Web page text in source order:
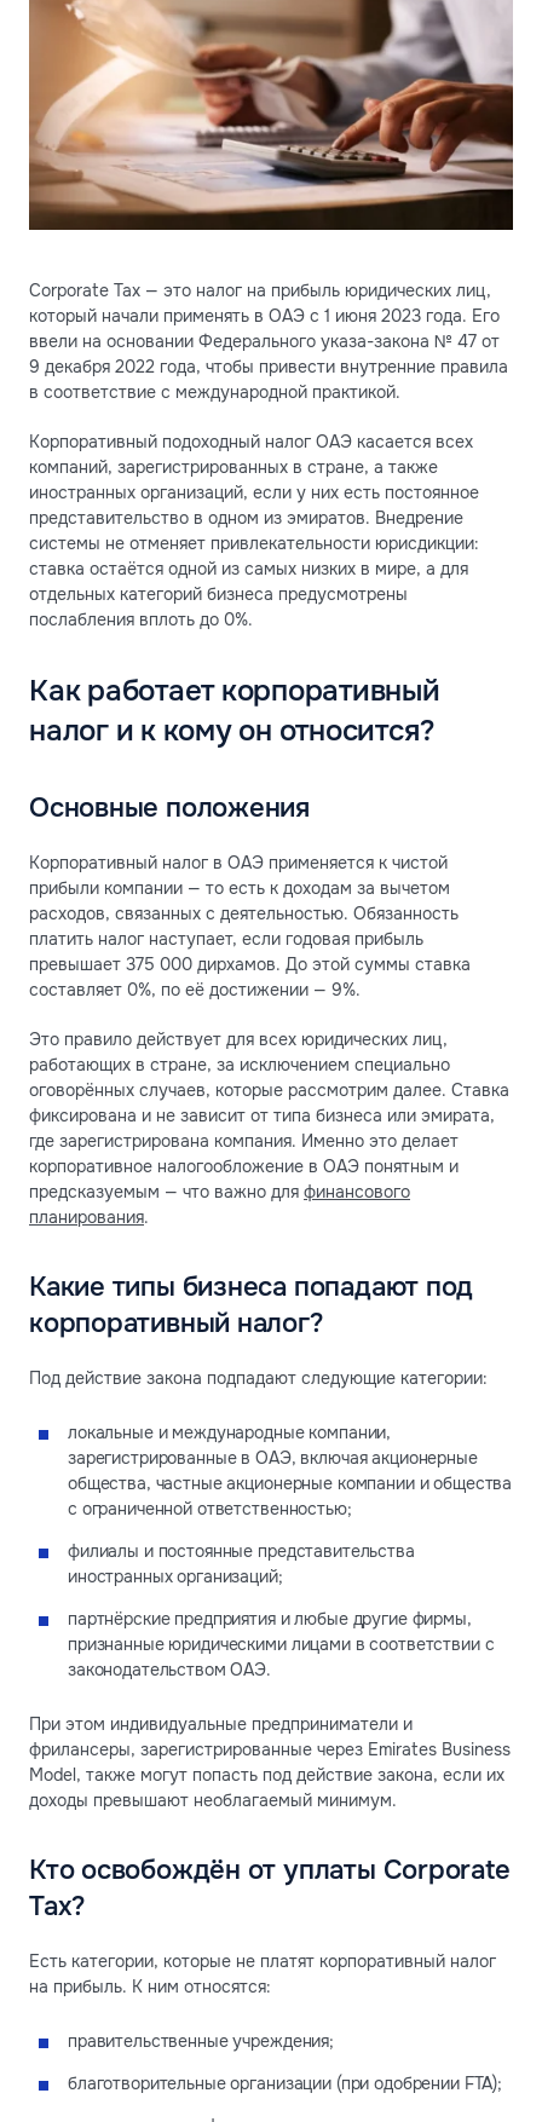
Corporate Tax — это налог на прибыль юридических лиц,
который начали применять в ОАЭ с 1 июня 2023 года. Его
ввели на основании Федерального указа-закона № 47 от
9 декабря 2022 года, чтобы привести внутренние правила
в соответствие с международной практикой.
Корпоративный подоходный налог ОАЭ касается всех
компаний, зарегистрированных в стране, а также
иностранных организаций, если у них есть постоянное
представительство в одном из эмиратов. Внедрение
системы не отменяет привлекательности юрисдикции:
ставка остаётся одной из самых низких в мире, а для
отдельных категорий бизнеса предусмотрены
послабления вплоть до 0%.
Как работает корпоративный
налог и к кому он относится?
Основные положения
Корпоративный налог в ОАЭ применяется к чистой
прибыли компании — то есть к доходам за вычетом
расходов, связанных с деятельностью. Обязанность
платить налог наступает, если годовая прибыль
превышает 375 000 дирхамов. До этой суммы ставка
составляет 0%, по её достижении — 9%.
Это правило действует для всех юридических лиц,
работающих в стране, за исключением специально
оговорённых случаев, которые рассмотрим далее. Ставка
фиксирована и не зависит от типа бизнеса или эмирата,
где зарегистрирована компания. Именно это делает
корпоративное налогообложение в ОАЭ понятным и
предсказуемым — что важно для финансового
планирования.
Какие типы бизнеса попадают под
корпоративный налог?
Под действие закона подпадают следующие категории:
локальные и международные компании,
зарегистрированные в ОАЭ, включая акционерные
общества, частные акционерные компании и общества
с ограниченной ответственностью;
филиалы и постоянные представительства
иностранных организаций;
партнёрские предприятия и любые другие фирмы,
признанные юридическими лицами в соответствии с
законодательством ОАЭ.
При этом индивидуальные предприниматели и
фрилансеры, зарегистрированные через Emirates Business
Model, также могут попасть под действие закона, если их
доходы превышают необлагаемый минимум.
Кто освобождён от уплаты Corporate
Tax?
Есть категории, которые не платят корпоративный налог
на прибыль. К ним относятся:
правительственные учреждения;
благотворительные организации (при одобрении FTA);